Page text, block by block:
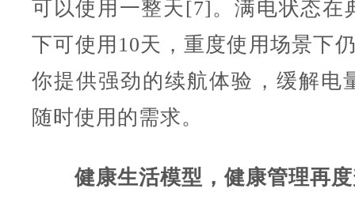
可以使用一整天[7]。满电状态在
下可使用10天，重度使用场景下
你提供强劲的续航体验，缓解电
随时使用的需求。
健康生活模型，健康管理再度